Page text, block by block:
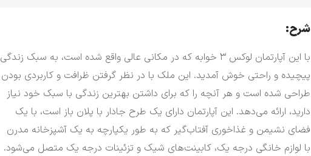
شرح:
با این آپارتمان لوکس ۳ خوابه که در مکانی عالی واقع شده است، به سبک زندگی
پیچیده و راحتی خوش آمدید. این ملک با در نظر گرفتن ظرافت و کاربردی بودن
طراحی شده است و هر آنچه را که برای داشتن بهترین زندگی با سبک خود نیاز
دارید، ارائه می‌دهد. این آپارتمان دارای یک طرح جادار با پلان باز است، با یک
فضای نشیمن و غذاخوری آفتاب‌گیر که به طور یکپارچه به یک آشپزخانه مدرن
با لوازم خانگی درجه یک، کابینت‌های شیک و تزئینات درجه یک متصل می‌شود.